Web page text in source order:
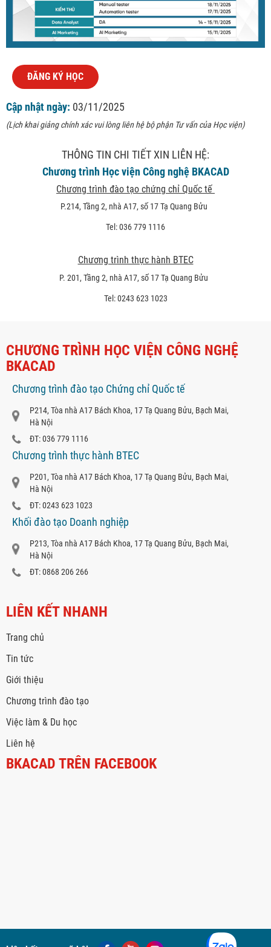
ĐĂNG KÝ HỌC
Cập nhật ngày: 03/11/2025
(Lịch khai giảng chính xác vui lòng liên hệ bộ phận Tư vấn của Học viện)
THÔNG TIN CHI TIẾT XIN LIÊN HỆ:
Chương trình Học viện Công nghệ BKACAD
Chương trình đào tạo chứng chỉ Quốc tế
P.214, Tầng 2, nhà A17, số 17 Tạ Quang Bửu
Tel: 036 779 1116
Chương trình thực hành BTEC
P. 201, Tầng 2, nhà A17, số 17 Tạ Quang Bửu
Tel: 0243 623 1023
CHƯƠNG TRÌNH HỌC VIỆN CÔNG NGHỆ
BKACAD
Chương trình đào tạo Chứng chỉ Quốc tế
P214, Tòa nhà A17 Bách Khoa, 17 Tạ Quang Bửu, Bạch Mai,
Hà Nội
ĐT: 036 779 1116
Chương trình thực hành BTEC
P201, Tòa nhà A17 Bách Khoa, 17 Tạ Quang Bửu, Bạch Mai,
Hà Nội
ĐT: 0243 623 1023
Khối đào tạo Doanh nghiệp
P213, Tòa nhà A17 Bách Khoa, 17 Tạ Quang Bửu, Bạch Mai,
Hà Nội
ĐT: 0868 206 266
LIÊN KẾT NHANH
Trang chủ
Tin tức
Giới thiệu
Chương trình đào tạo
Việc làm & Du học
Liên hệ
BKACAD TRÊN FACEBOOK